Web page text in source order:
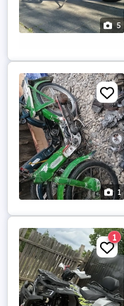
5
1
1